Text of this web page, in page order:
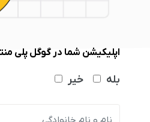
اپلیکیشن شما در گوگل پلی
بله خیر